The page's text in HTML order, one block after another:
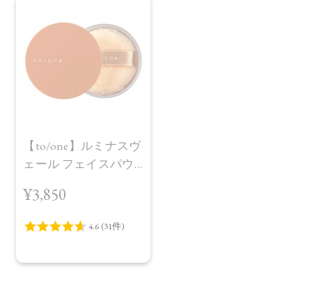
【to/one】ルミナスヴ
ェール フェイスパウ
¥3,850